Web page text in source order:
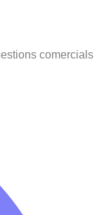
comercials